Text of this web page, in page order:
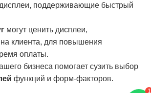
поддерживающие быстрый
могут ценить дисплеи,
клиента, для повышения
оплаты.
бизнеса помогает сузить выбор
функций и форм-факторов.